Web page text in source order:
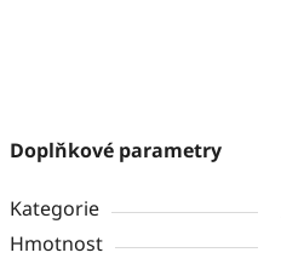
Doplňkové parametry
Kategorie
Hmotnost